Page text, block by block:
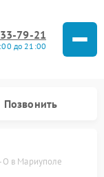
79-21
до 21:00
Позвонить
в Мариуполе